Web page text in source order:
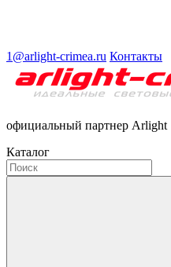
1@arlight-crimea.ru Контакты
официальный партнер Arlight
Каталог